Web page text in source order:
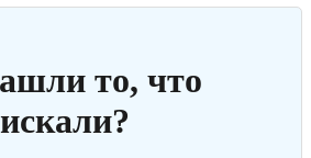
то, что
искали?